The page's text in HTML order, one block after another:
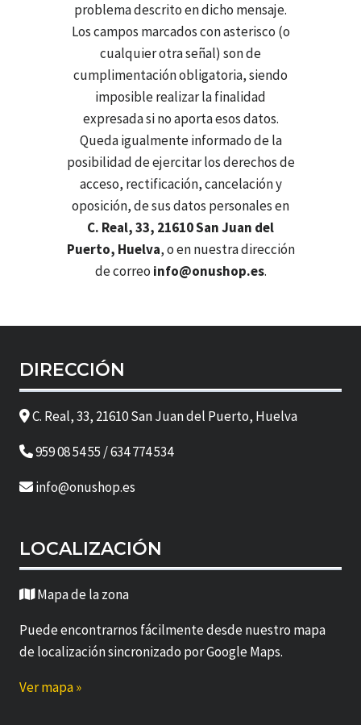
problema descrito en dicho mensaje.
Los campos marcados con asterisco (o
cualquier otra señal) son de
cumplimentación obligatoria, siendo
imposible realizar la finalidad
expresada si no aporta esos datos.
Queda igualmente informado de la
posibilidad de ejercitar los derechos de
acceso, rectificación, cancelación y
oposición, de sus datos personales en
C. Real, 33, 21610 San Juan del
Puerto, Huelva, o en nuestra dirección
de correo info@onushop.es.
DIRECCIÓN
C. Real, 33, 21610 San Juan del Puerto, Huelva
959 08 54 55 / 634 774 534
info@onushop.es
LOCALIZACIÓN
Mapa de la zona
Puede encontrarnos fácilmente desde nuestro mapa
de localización sincronizado por Google Maps.
Ver mapa »